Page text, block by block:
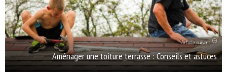
Article suivant
Aménager une toiture terrasse : Conseils et astuces